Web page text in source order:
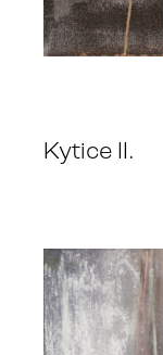
Kytice II.